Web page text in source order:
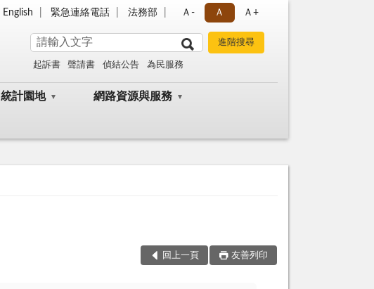
English 緊急連絡電話 法務部 Ａ- Ａ Ａ+
起訴書 聲請書 偵結公告 為民服務
統計園地 網路資源與服務
回上一頁 友善列印